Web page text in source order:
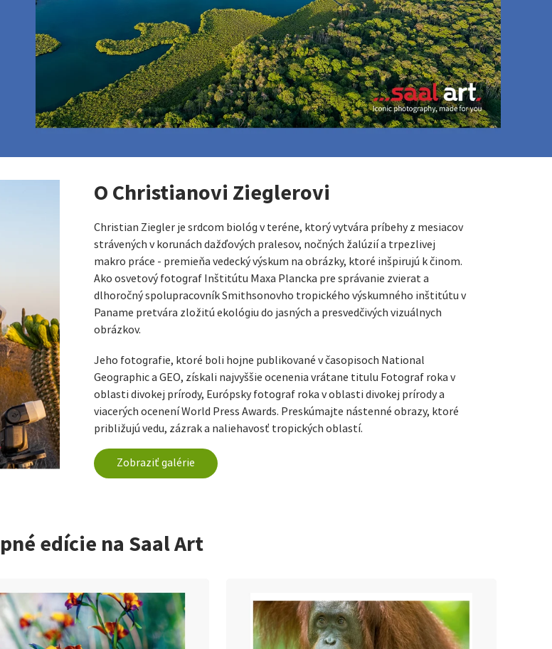
O Christianovi Zieglerovi
Christian Ziegler je srdcom biológ v teréne, ktorý vytvára príbehy z mesiacov
strávených v korunách dažďových pralesov, nočných žalúzií a trpezlivej
makro práce - premieňa vedecký výskum na obrázky, ktoré inšpirujú k činom.
Ako osvetový fotograf Inštitútu Maxa Plancka pre správanie zvierat a
dlhoročný spolupracovník Smithsonovho tropického výskumného inštitútu v
Paname pretvára zložitú ekológiu do jasných a presvedčivých vizuálnych
obrázkov.
Jeho fotografie, ktoré boli hojne publikované v časopisoch National
Geographic a GEO, získali najvyššie ocenenia vrátane titulu Fotograf roka v
oblasti divokej prírody, Európsky fotograf roka v oblasti divokej prírody a
viacerých ocenení World Press Awards. Preskúmajte nástenné obrazy, ktoré
približujú vedu, zázrak a naliehavosť tropických oblastí.
Zobraziť galérie
edície na Saal Art